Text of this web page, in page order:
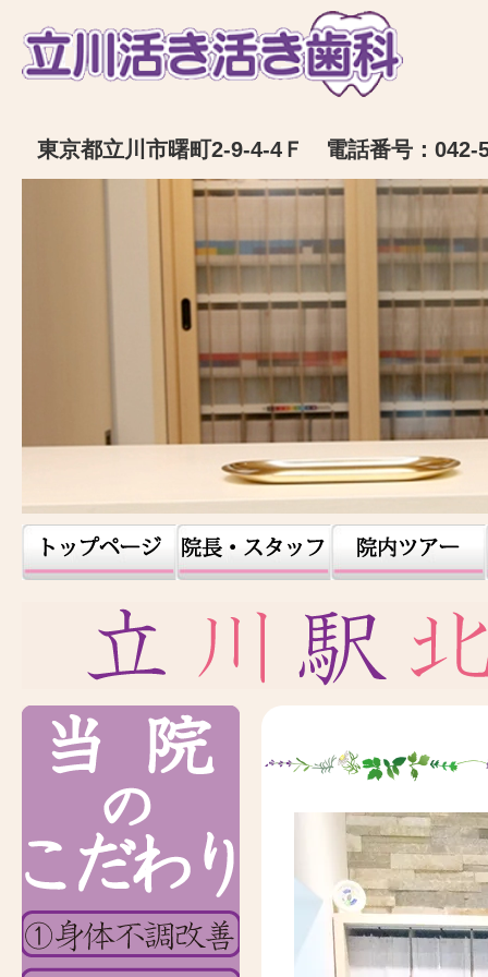
東京都立川市曙町2-9-4-4Ｆ 電話番号：042-